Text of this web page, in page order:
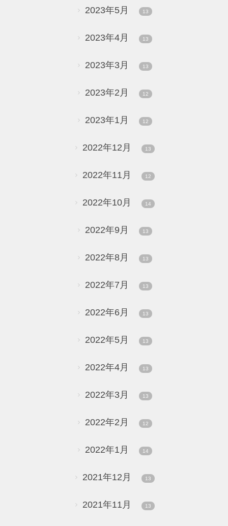
2023年5月 13
2023年4月 13
2023年3月 13
2023年2月 12
2023年1月 12
2022年12月 13
2022年11月 12
2022年10月 14
2022年9月 13
2022年8月 13
2022年7月 13
2022年6月 13
2022年5月 13
2022年4月 13
2022年3月 13
2022年2月 12
2022年1月 14
2021年12月 13
2021年11月 13